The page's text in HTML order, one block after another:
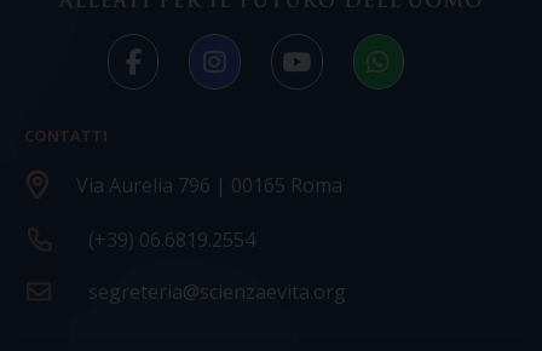
CONTATTI
Via Aurelia 796 | 00165 Roma
(+39) 06.6819.2554
segreteria@scienzaevita.org